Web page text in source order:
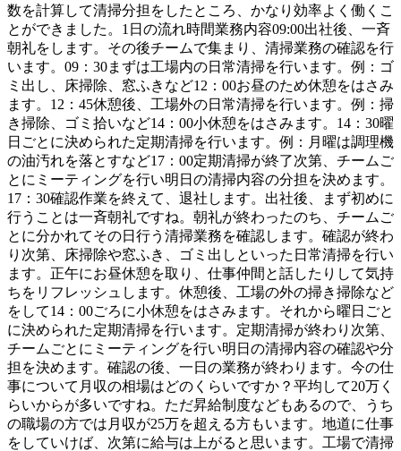
数を計算して清掃分担をしたところ、かなり効率よく働くこ
とができました。1日の流れ時間業務内容09:00出社後、一斉
朝礼をします。その後チームで集まり、清掃業務の確認を行
います。09：30まずは工場内の日常清掃を行います。例：ゴ
ミ出し、床掃除、窓ふきなど12：00お昼のため休憩をはさみ
ます。12：45休憩後、工場外の日常清掃を行います。例：掃
き掃除、ゴミ拾いなど14：00小休憩をはさみます。14：30曜
日ごとに決められた定期清掃を行います。例：月曜は調理機
の油汚れを落とすなど17：00定期清掃が終了次第、チームご
とにミーティングを行い明日の清掃内容の分担を決めます。
17：30確認作業を終えて、退社します。出社後、まず初めに
行うことは一斉朝礼ですね。朝礼が終わったのち、チームご
とに分かれてその日行う清掃業務を確認します。確認が終わ
り次第、床掃除や窓ふき、ゴミ出しといった日常清掃を行い
ます。正午にお昼休憩を取り、仕事仲間と話したりして気持
ちをリフレッシュします。休憩後、工場の外の掃き掃除など
をして14：00ごろに小休憩をはさみます。それから曜日ごと
に決められた定期清掃を行います。定期清掃が終わり次第、
チームごとにミーティングを行い明日の清掃内容の確認や分
担を決めます。確認の後、一日の業務が終わります。今の仕
事について月収の相場はどのくらいですか？平均して20万く
らいからが多いですね。ただ昇給制度などもあるので、うち
の職場の方では月収が25万を超える方もいます。地道に仕事
をしていけば、次第に給与は上がると思います。工場で清掃